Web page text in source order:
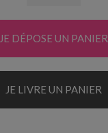
JE DÉPOSE UN PANIER
JE LIVRE UN PANIER